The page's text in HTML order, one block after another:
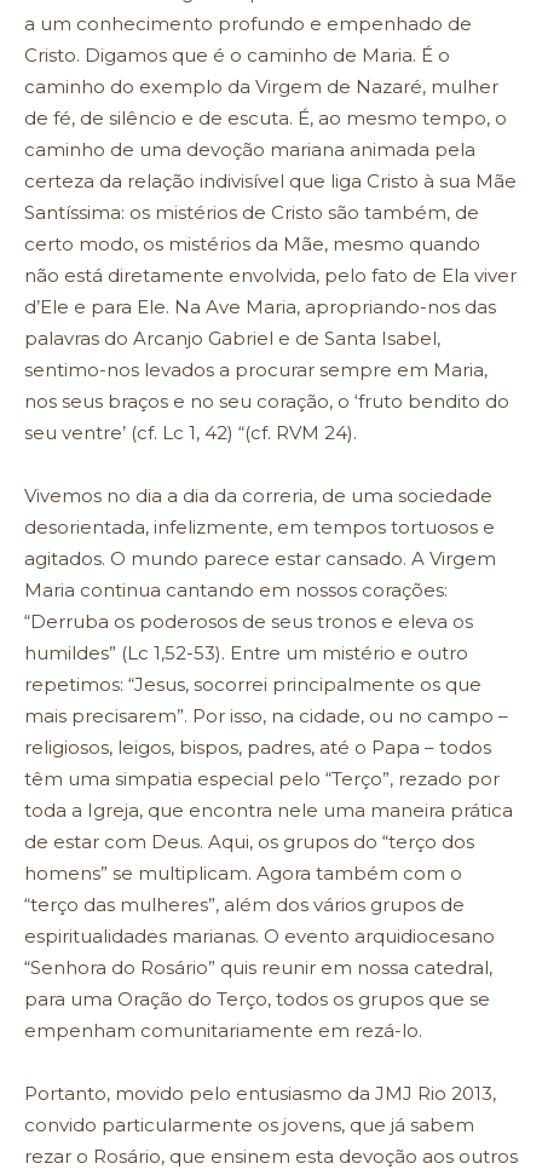
a um conhecimento profundo e empenhado de
Cristo. Digamos que é o caminho de Maria. É o
caminho do exemplo da Virgem de Nazaré, mulher
de fé, de silêncio e de escuta. É, ao mesmo tempo, o
caminho de uma devoção mariana animada pela
certeza da relação indivisível que liga Cristo à sua Mãe
Santíssima: os mistérios de Cristo são também, de
certo modo, os mistérios da Mãe, mesmo quando
não está diretamente envolvida, pelo fato de Ela viver
d’Ele e para Ele. Na Ave Maria, apropriando-nos das
palavras do Arcanjo Gabriel e de Santa Isabel,
sentimo-nos levados a procurar sempre em Maria,
nos seus braços e no seu coração, o ‘fruto bendito do
seu ventre’ (cf. Lc 1, 42) “(cf. RVM 24).
Vivemos no dia a dia da correria, de uma sociedade
desorientada, infelizmente, em tempos tortuosos e
agitados. O mundo parece estar cansado. A Virgem
Maria continua cantando em nossos corações:
“Derruba os poderosos de seus tronos e eleva os
humildes” (Lc 1,52-53). Entre um mistério e outro
repetimos: “Jesus, socorrei principalmente os que
mais precisarem”. Por isso, na cidade, ou no campo –
religiosos, leigos, bispos, padres, até o Papa – todos
têm uma simpatia especial pelo “Terço”, rezado por
toda a Igreja, que encontra nele uma maneira prática
de estar com Deus. Aqui, os grupos do “terço dos
homens” se multiplicam. Agora também com o
“terço das mulheres”, além dos vários grupos de
espiritualidades marianas. O evento arquidiocesano
“Senhora do Rosário” quis reunir em nossa catedral,
para uma Oração do Terço, todos os grupos que se
empenham comunitariamente em rezá-lo.
Portanto, movido pelo entusiasmo da JMJ Rio 2013,
convido particularmente os jovens, que já sabem
rezar o Rosário, que ensinem esta devoção aos outros